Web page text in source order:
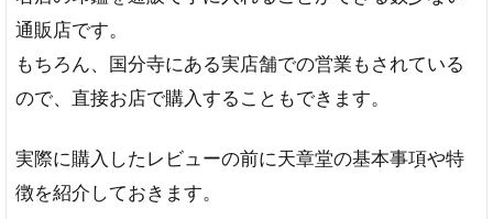
イ
き
文
通販店です。
もちろん、国分寺にある実店舗での営業もされている
ので、直接お店で購入することもできます。
実際に購入したレビューの前に天章堂の基本事項や特
徴を紹介しておきます。